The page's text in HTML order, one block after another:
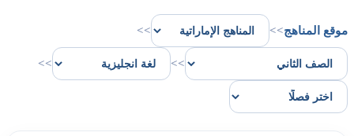
موقع المناهج>>
>>
>>
>>